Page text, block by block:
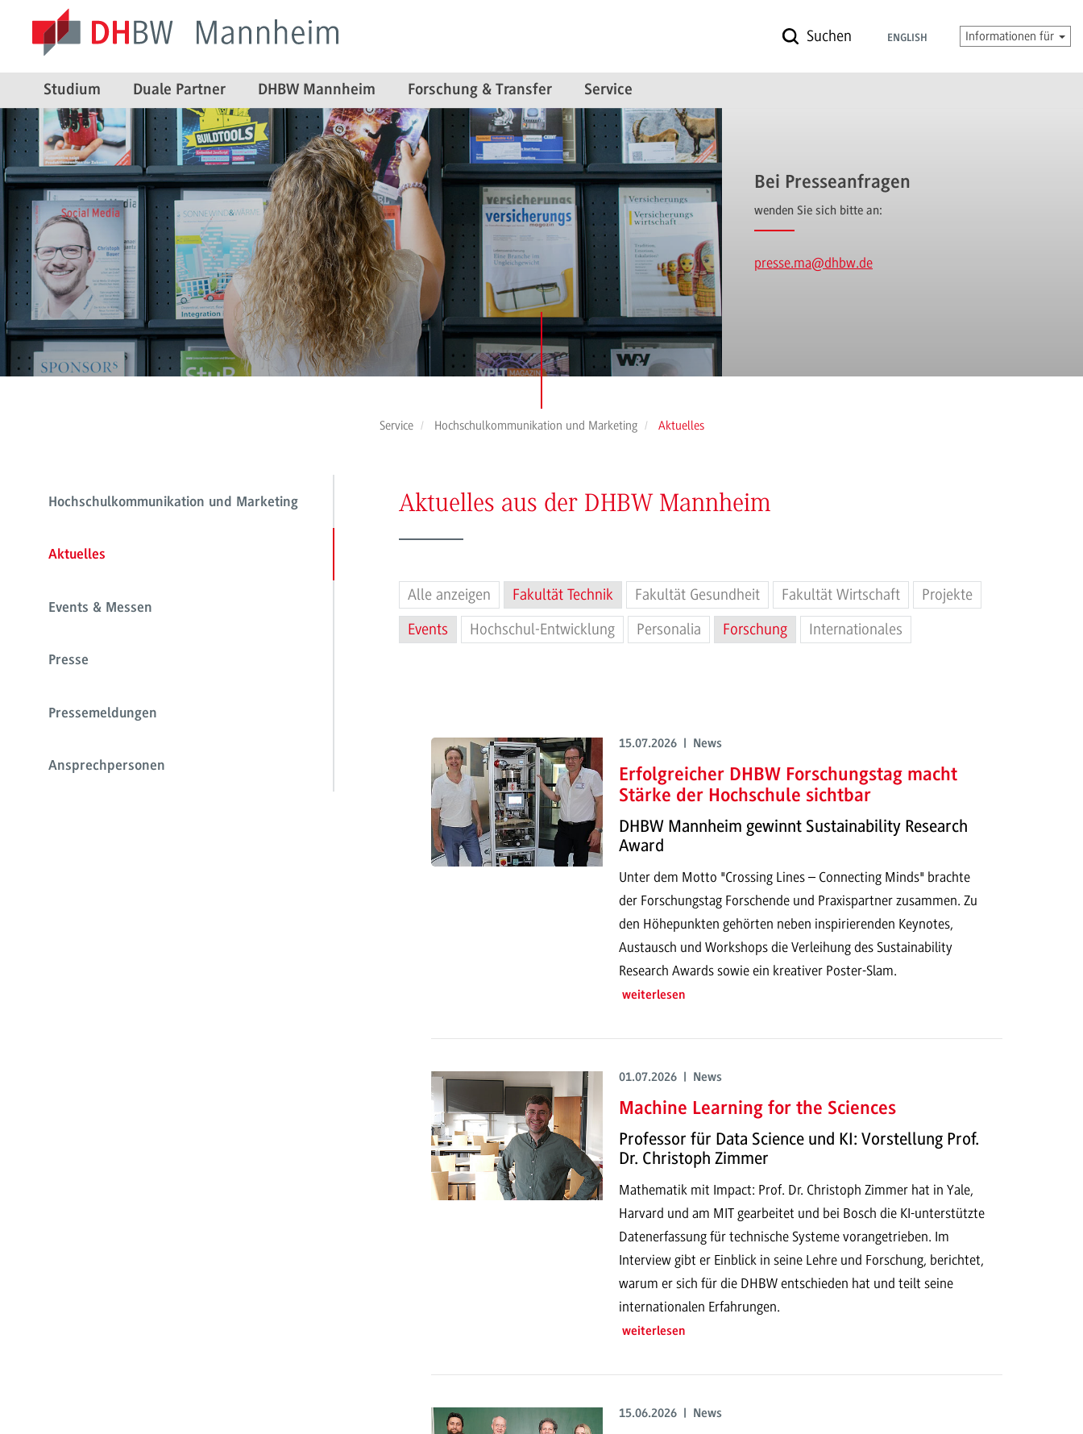
Suchen ENGLISH Informationen für
Studium Duale Partner DHBW Mannheim Forschung & Transfer Service
Bei Presseanfragen
wenden Sie sich bitte an:
presse.ma@dhbw.de
Service Hochschulkommunikation und Marketing Aktuelles
Hochschulkommunikation und Marketing
Aktuelles
Events & Messen
Presse
Pressemeldungen
Ansprechpersonen
Aktuelles aus der DHBW Mannheim
Alle anzeigen Fakultät Technik Fakultät Gesundheit Fakultät Wirtschaft
Projekte
Events
Hochschul-Entwicklung Personalia Forschung Internationales
15.07.2026 | News
Erfolgreicher DHBW Forschungstag macht
Stärke der Hochschule sichtbar
DHBW Mannheim gewinnt Sustainability Research
Award
Unter dem Motto "Crossing Lines – Connecting Minds" brachte
der Forschungstag Forschende und Praxispartner zusammen. Zu
den Höhepunkten gehörten neben inspirierenden Keynotes,
Austausch und Workshops die Verleihung des Sustainability
Research Awards sowie ein kreativer Poster-Slam.
weiterlesen
01.07.2026 | News
Machine Learning for the Sciences
Professor für Data Science und KI: Vorstellung Prof.
Dr. Christoph Zimmer
Mathematik mit Impact: Prof. Dr. Christoph Zimmer hat in Yale,
Harvard und am MIT gearbeitet und bei Bosch die KI-unterstützte
Datenerfassung für technische Systeme vorangetrieben. Im
Interview gibt er Einblick in seine Lehre und Forschung, berichtet,
warum er sich für die DHBW entschieden hat und teilt seine
internationalen Erfahrungen.
weiterlesen
15.06.2026 | News